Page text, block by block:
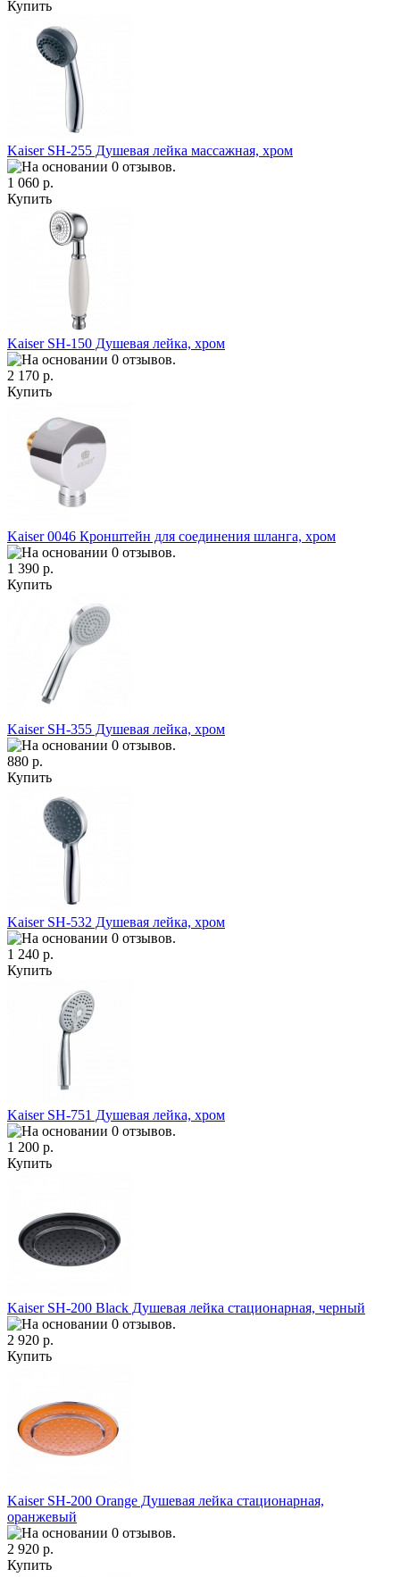
Купить
Kaiser SH-255 Душевая лейка массажная, хром
1 060 р.
Купить
Kaiser SH-150 Душевая лейка, хром
2 170 р.
Купить
Kaiser 0046 Кронштейн для соединения шланга, хром
1 390 р.
Купить
Kaiser SH-355 Душевая лейка, хром
880 р.
Купить
Kaiser SH-532 Душевая лейка, хром
1 240 р.
Купить
Kaiser SH-751 Душевая лейка, хром
1 200 р.
Купить
Kaiser SH-200 Black Душевая лейка стационарная, черный
2 920 р.
Купить
Kaiser SH-200 Orange Душевая лейка стационарная,
оранжевый
2 920 р.
Купить